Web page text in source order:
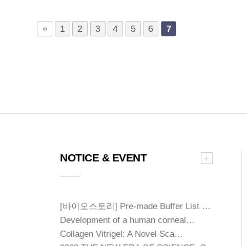
1 2 3 4 5 6 7
NOTICE & EVENT
[바이오스토리] Pre-made Buffer List …
Development of a human corneal…
Collagen Vitrigel: A Novel Sca…